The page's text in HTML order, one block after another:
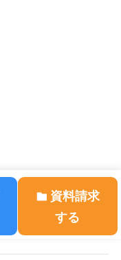
資料請求
する